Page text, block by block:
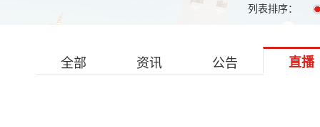
列表排序：
全部 资讯 公告 直播